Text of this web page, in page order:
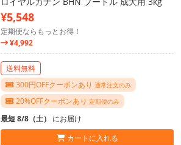
¥5,548
定期便ならもっとお得！
¥4,992
送料無料
300円OFFクーポンあり 通常注文のみ
20%OFFクーポンあり 定期便のみ
最短 8/8（土） にお届け
カートに入れる